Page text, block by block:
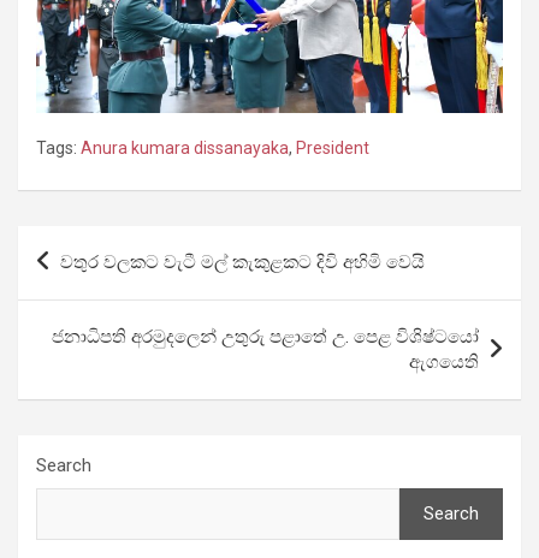
Tags: Anura kumara dissanayaka, President
Post
navigation
වතුර වලකට වැටී මල් කැකුළකට දිවි අහිමි වෙයි
ජනාධිපති අරමුදලෙන් උතුරු පළාතේ උ. පෙළ විශිෂ්ටයෝ
ඇගයෙති
Search
Search